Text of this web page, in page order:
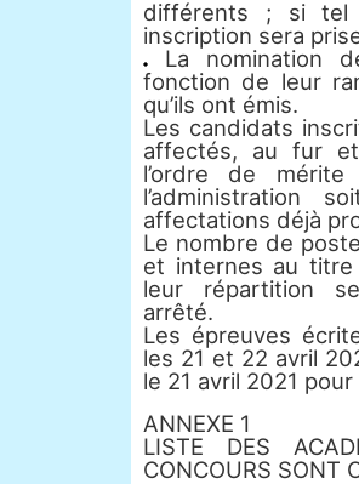
différents ; si tel
inscription sera
La nomination
fonction de leur
qu’ils ont émis.
Les candidats
affectés, au fur
l’ordre de
l’administration
affectations déjà
Le nombre de
et internes au
leur répartition
arrêté.
Les épreuves
les 21 et 22 avril
le 21 avril 2021
ANNEXE 1
LISTE DES
CONCOURS SONT